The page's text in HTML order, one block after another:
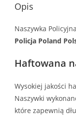
Opis
Naszywka
Policja Poland
Haftowana
Wysokiej jakości
Naszywki
które zapewnią